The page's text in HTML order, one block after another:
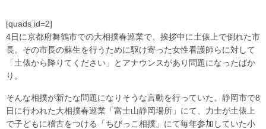
[quads id=2]
4日に京都府舞鶴市での大相撲春巡業で、挨拶中に土俵上で倒れた市
長。その市長の蘇生を行うために駆け寄った女性看護師らに対して
「土俵から降りてください」とアナウンスがあり問題になったばか
り。
そんな相撲が新たな問題になりそうな言動を行っていた。静岡市で8
日に行われた大相撲春巡業「富士山静岡場所」にて、力士が土俵上
で子どもに稽古をつける「ちびっこ相撲」にて毎年参加していた小